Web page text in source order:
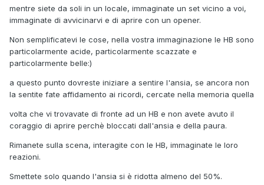
mentre siete da soli in un locale, immaginate un set vicino a voi,
immaginate di avvicinarvi e di aprire con un opener.
Non semplificatevi le cose, nella vostra immaginazione le HB sono
particolarmente acide, particolarmente scazzate e
particolarmente belle:)
a questo punto dovreste iniziare a sentire l'ansia, se ancora non
la sentite fate affidamento ai ricordi, cercate nella memoria quella
volta che vi trovavate di fronte ad un HB e non avete avuto il
coraggio di aprire perchè bloccati dall'ansia e della paura.
Rimanete sulla scena, interagite con le HB, immaginate le loro
reazioni.
Smettete solo quando l'ansia si è ridotta almeno del 50%.